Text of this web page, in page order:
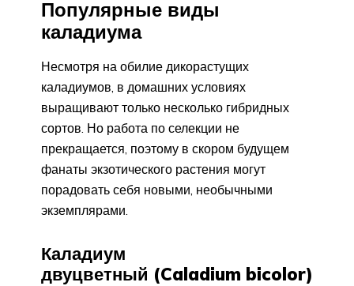
Популярные виды
каладиума
Несмотря на обилие дикорастущих
каладиумов, в домашних условиях
выращивают только несколько гибридных
сортов. Но работа по селекции не
прекращается, поэтому в скором будущем
фанаты экзотического растения могут
порадовать себя новыми, необычными
экземплярами.
Каладиум
двуцветный (Caladium bicolor)